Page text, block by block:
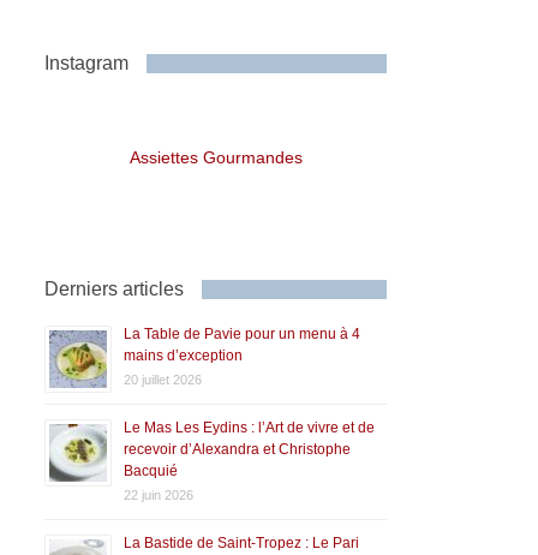
Instagram
Assiettes Gourmandes
Derniers articles
La Table de Pavie pour un menu à 4
mains d’exception
20 juillet 2026
Le Mas Les Eydins : l’Art de vivre et de
recevoir d’Alexandra et Christophe
Bacquié
22 juin 2026
La Bastide de Saint-Tropez : Le Pari